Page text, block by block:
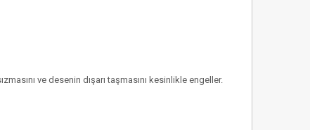
ve desenin dışarı taşmasını kesinlikle engeller.